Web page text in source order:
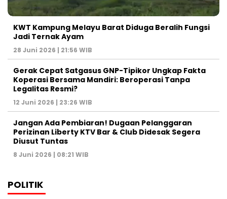
KWT Kampung Melayu Barat Diduga Beralih Fungsi
Jadi Ternak Ayam
28 Juni 2026 | 21:56 WIB
Gerak Cepat Satgasus GNP-Tipikor Ungkap Fakta
Koperasi Bersama Mandiri: Beroperasi Tanpa
Legalitas Resmi?
12 Juni 2026 | 23:26 WIB
Jangan Ada Pembiaran! Dugaan Pelanggaran
Perizinan Liberty KTV Bar & Club Didesak Segera
Diusut Tuntas
8 Juni 2026 | 08:21 WIB
POLITIK